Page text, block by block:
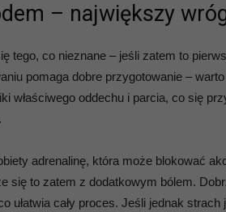
– największy
tego, co nieznane – jeśli zatem to
pomaga dobre przygotowanie –
właściwego oddechu i parcia, co się
adrenalinę, która może blokować
się to zatem z dodatkowym bólem.
ułatwia cały proces. Jeśli jednak